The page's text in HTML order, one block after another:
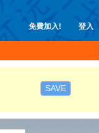
免費加入! 登入
SAVE